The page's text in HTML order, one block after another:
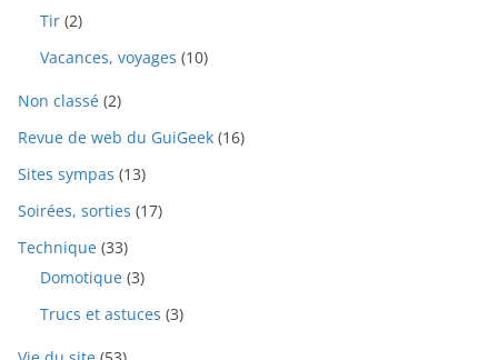
Tir (2)
Vacances, voyages (10)
Non classé (2)
Revue de web du GuiGeek (16)
Sites sympas (13)
Soirées, sorties (17)
Technique (33)
Domotique (3)
Trucs et astuces (3)